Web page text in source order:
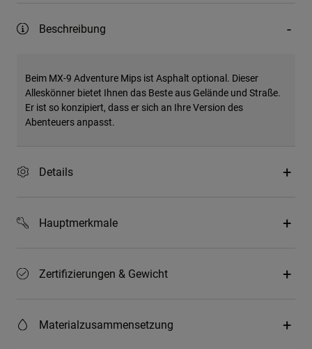
Beschreibung
Beim MX-9 Adventure Mips ist Asphalt optional. Dieser
Alleskönner bietet Ihnen das Beste aus Gelände und Straße.
Er ist so konzipiert, dass er sich an Ihre Version des
Abenteuers anpasst.
Details
Hauptmerkmale
Zertifizierungen & Gewicht
Materialzusammensetzung